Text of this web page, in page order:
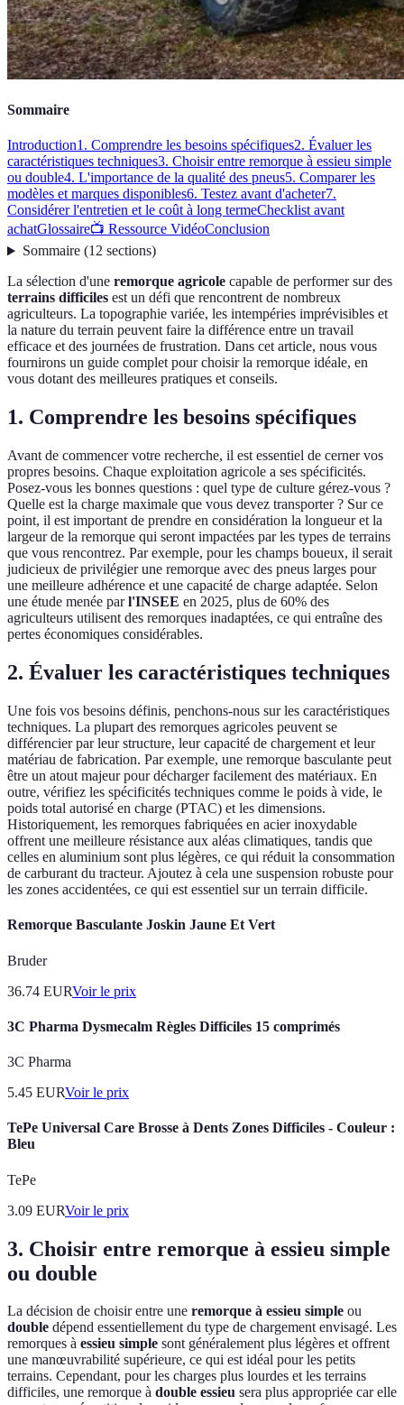
Sommaire
Introduction1. Comprendre les besoins spécifiques2. Évaluer les
caractéristiques techniques3. Choisir entre remorque à essieu simple
ou double4. L'importance de la qualité des pneus5. Comparer les
modèles et marques disponibles6. Testez avant d'acheter7.
Considérer l'entretien et le coût à long termeChecklist avant
achatGlossaire📺 Ressource VidéoConclusion
Sommaire(12 sections)
La sélection d'une remorque agricole capable de performer sur des
terrains difficiles est un défi que rencontrent de nombreux
agriculteurs. La topographie variée, les intempéries imprévisibles et
la nature du terrain peuvent faire la différence entre un travail
efficace et des journées de frustration. Dans cet article, nous vous
fournirons un guide complet pour choisir la remorque idéale, en
vous dotant des meilleures pratiques et conseils.
1. Comprendre les besoins spécifiques
Avant de commencer votre recherche, il est essentiel de cerner vos
propres besoins. Chaque exploitation agricole a ses spécificités.
Posez-vous les bonnes questions : quel type de culture gérez-vous ?
Quelle est la charge maximale que vous devez transporter ? Sur ce
point, il est important de prendre en considération la longueur et la
largeur de la remorque qui seront impactées par les types de terrains
que vous rencontrez. Par exemple, pour les champs boueux, il serait
judicieux de privilégier une remorque avec des pneus larges pour
une meilleure adhérence et une capacité de charge adaptée. Selon
une étude menée parl'INSEE en 2025, plus de 60% des
agriculteurs utilisent des remorques inadaptées, ce qui entraîne des
pertes économiques considérables.
2. Évaluer les caractéristiques techniques
Une fois vos besoins définis, penchons-nous sur les caractéristiques
techniques. La plupart des remorques agricoles peuvent se
différencier par leur structure, leur capacité de chargement et leur
matériau de fabrication. Par exemple, une remorque basculante peut
être un atout majeur pour décharger facilement des matériaux. En
outre, vérifiez les spécificités techniques comme le poids à vide, le
poids total autorisé en charge (PTAC) et les dimensions.
Historiquement, les remorques fabriquées en acier inoxydable
offrent une meilleure résistance aux aléas climatiques, tandis que
celles en aluminium sont plus légères, ce qui réduit la consommation
de carburant du tracteur. Ajoutez à cela une suspension robuste pour
les zones accidentées, ce qui est essentiel sur un terrain difficile.
Remorque Basculante Joskin Jaune Et Vert
Bruder
36.74 EURVoir le prix
3C Pharma Dysmecalm Règles Difficiles 15 comprimés
3C Pharma
5.45 EURVoir le prix
TePe Universal Care Brosse à Dents Zones Difficiles - Couleur :
Bleu
TePe
3.09 EURVoir le prix
3. Choisir entre remorque à essieu simple
ou double
La décision de choisir entre une remorque à essieu simple ou
double dépend essentiellement du type de chargement envisagé. Les
remorques à essieu simple sont généralement plus légères et offrent
une manœuvrabilité supérieure, ce qui est idéal pour les petits
terrains. Cependant, pour les charges plus lourdes et les terrains
difficiles, une remorque à double essieu sera plus appropriée car elle